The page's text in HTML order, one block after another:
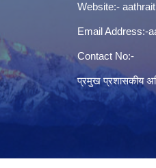
Website:-
Email Address:-
Contact No:-
प्रमुख प्रशासकीय